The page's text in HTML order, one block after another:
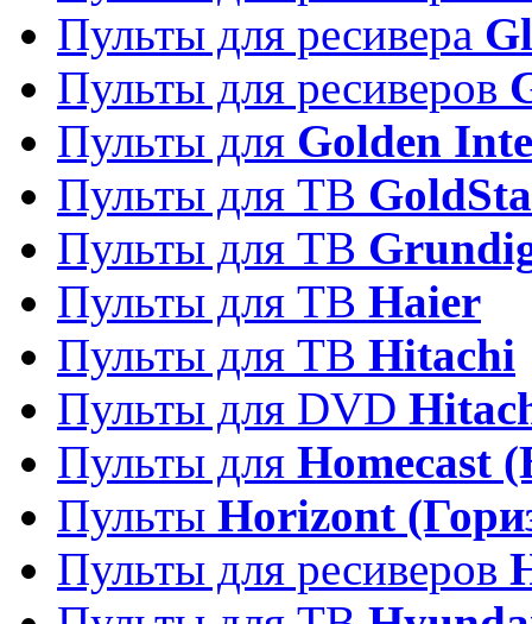
Пульты для ресивера
Пульты для ресиверов
Пульты для Golden
Пульты для ТВ
Пульты для ТВ
Пульты для ТВ Haier
Пульты для ТВ Hitachi
Пульты для DVD
Пульты для Homecast
Пульты Horizont
Пульты для ресиверов